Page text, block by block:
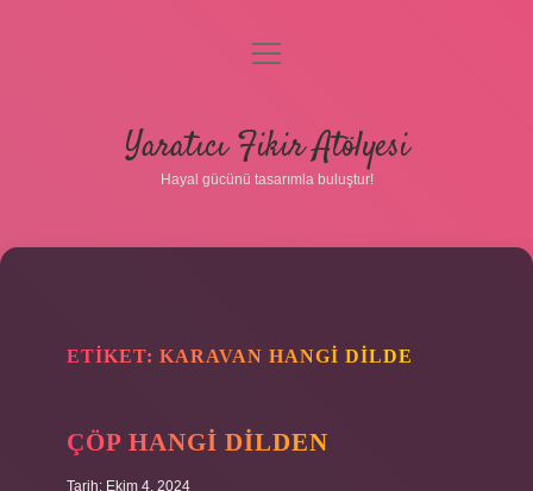
Gizlilik Politikası
Hakkımızda
menüyü
Yaratıcı Fikir Atölyesi
Hayal gücünü tasarımla buluştur!
ETIKET: KARAVAN HANGI DILDE
ÇÖP HANGI DILDEN
Tarih: Ekim 4, 2024